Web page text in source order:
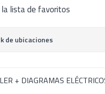
lista de favoritos
de ubicaciones
+ DIAGRAMAS